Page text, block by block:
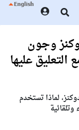
وجون
عليها
لماذا تستخدم